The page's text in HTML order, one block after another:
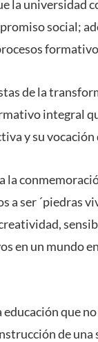
la universidad
social;
de la
integral
y su vocación
la
a ser ´piedras
en un mundo
educación que
de una